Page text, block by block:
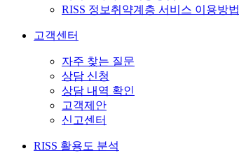
RISS 정보취약계층 서비스 이용방법
고객센터
자주 찾는 질문
상담 신청
상담 내역 확인
고객제안
신고센터
RISS 활용도 분석